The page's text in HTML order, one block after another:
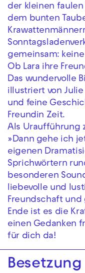
der kleinen
dem bunten
gemeinsam:
Ob Lara ihre
Das wundervolle
illustriert von
und feine
Freundin Zeit.
Als Uraufführung
»Dann gehe ich
eigenen
Sprichwörtern
besonderen
liebevolle und
Freundschaft und
Ende ist es die
einen Gedanken
für dich da!
Besetzung